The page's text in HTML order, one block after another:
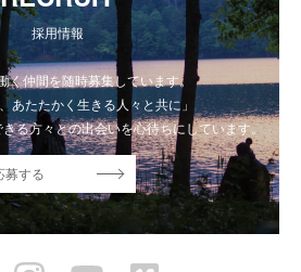
採用情報
く仲間を随時募集しています。
あたたかく生きる人々と共に」
る方々との出会いを心待ちにしています。
募する